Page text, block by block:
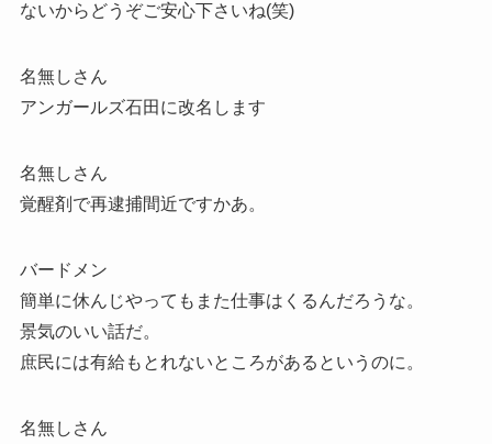
ないからどうぞご安心下さいね(笑)
名無しさん
アンガールズ石田に改名します
名無しさん
覚醒剤で再逮捕間近ですかあ。
バードメン
簡単に休んじやってもまた仕事はくるんだろうな。
景気のいい話だ。
庶民には有給もとれないところがあるというのに。
名無しさん